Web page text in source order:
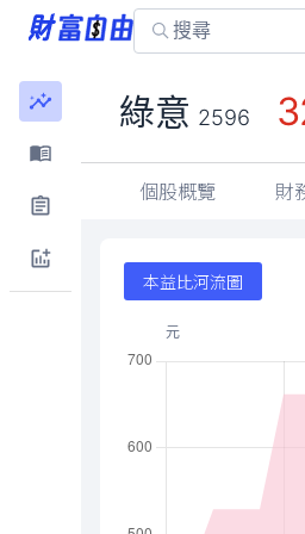
綠意 2596
個股概覽 財
本益比河流圖